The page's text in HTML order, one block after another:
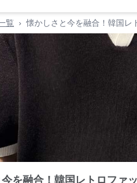
覧 › 懐かしさと今を融合！韓国レ
を融合！韓国レトロファ